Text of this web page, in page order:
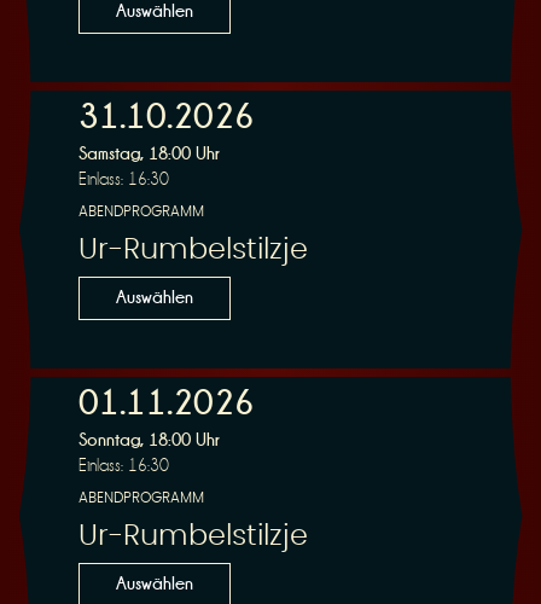
Auswählen
31.10.2026
Samstag, 18:00 Uhr
Einlass: 16:30
ABENDPROGRAMM
Ur-Rumbelstilzje
Auswählen
01.11.2026
Sonntag, 18:00 Uhr
Einlass: 16:30
ABENDPROGRAMM
Ur-Rumbelstilzje
Auswählen